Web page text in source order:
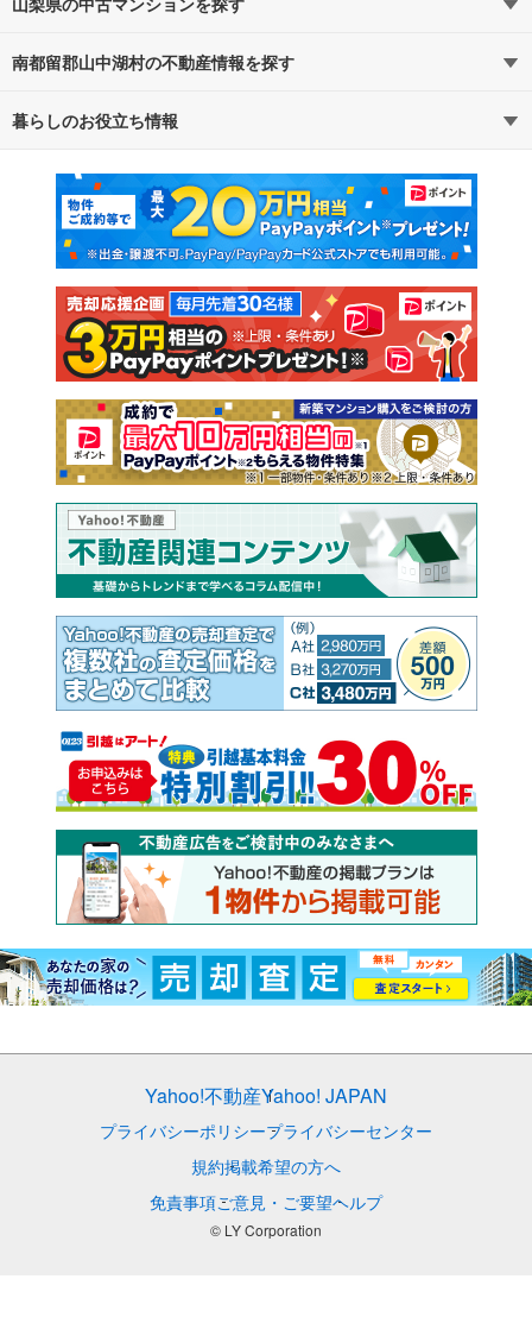
路線・駅から探す 地域から探す
通勤・通学時間から探す
南都留郡山中湖村の不動産情報を探す
不動産・住宅
新築マンション 中古マンション
新築一戸建て 中古一戸建て
注文住宅 土地
売却査定
暮らしのお役立ち情報
マンションカタログ 教えて！住まいの先生
Yahoo!不動産Yahoo! JAPAN
プライバシーポリシープライバシーセンター
規約掲載希望の方へ
免責事項ご意見・ご要望ヘルプ
© LY Corporation